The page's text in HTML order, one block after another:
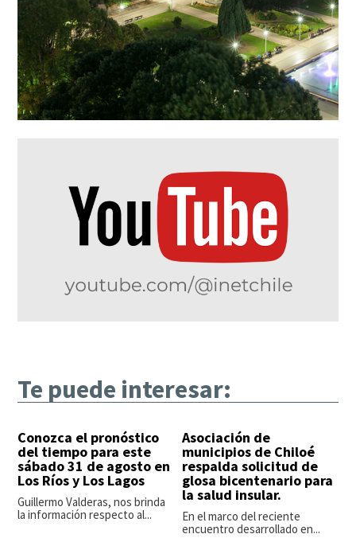
Te puede interesar:
Conozca el pronóstico
del tiempo para este
sábado 31 de agosto en
Los Ríos y Los Lagos
Guillermo Valderas, nos brinda
la información respecto al...
Asociación de
municipios de Chiloé
respalda solicitud de
glosa bicentenario para
la salud insular.
En el marco del reciente
encuentro desarrollado en...